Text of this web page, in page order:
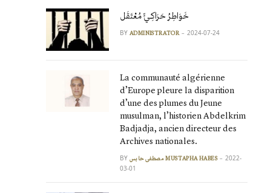
خَوَاطِرُ حَرَاكِـيٍّ مُعْتَقَل
BY ADMINISTRATOR 2024-07-24
La communauté algérienne
d’Europe pleure la disparition
d’une des plumes du Jeune
musulman, l’historien Abdelkrim
Badjadja, ancien directeur des
Archives nationales.
BY مصطفى حابس MUSTAPHA HABES
2022-
03-01